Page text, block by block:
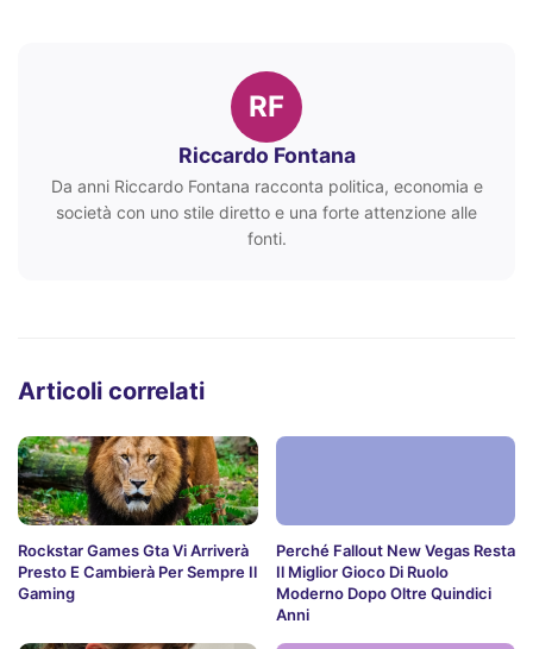
RF
Riccardo Fontana
Da anni Riccardo Fontana racconta politica, economia e
società con uno stile diretto e una forte attenzione alle
fonti.
Articoli correlati
Rockstar Games Gta Vi Arriverà
Presto E Cambierà Per Sempre Il
Gaming
Perché Fallout New Vegas Resta
Il Miglior Gioco Di Ruolo
Moderno Dopo Oltre Quindici
Anni